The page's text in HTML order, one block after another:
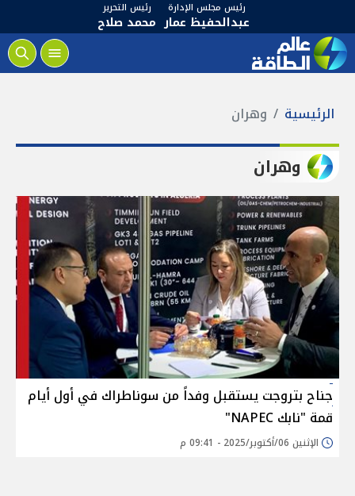
رئيس مجلس الإدارة
عبدالحفيظ عمار
رئيس التحرير
محمد صلاح
الرئيسية وهران
وهران
جناح بتروجت يستقبل وفداً من سوناطراك في أول أيام
قمة "نابك NAPEC"
الإثنين 06/أكتوبر/2025 - 09:41 م